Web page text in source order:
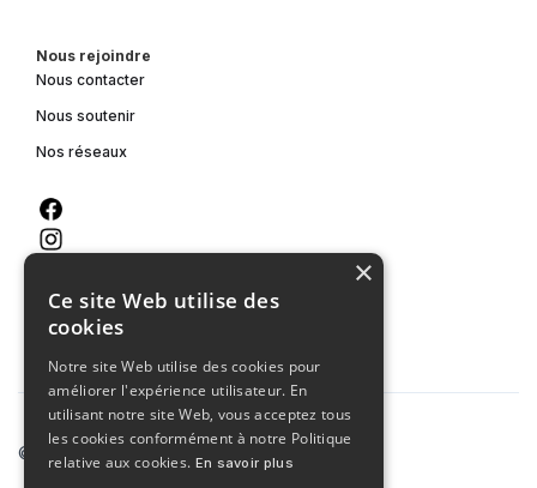
Nous rejoindre
Nous contacter
Nous soutenir
Nos réseaux
© 2023 Agence MCA
×
Ce site Web utilise des
cookies
Notre site Web utilise des cookies pour
améliorer l'expérience utilisateur. En
utilisant notre site Web, vous acceptez tous
les cookies conformément à notre Politique
relative aux cookies. En savoir plus